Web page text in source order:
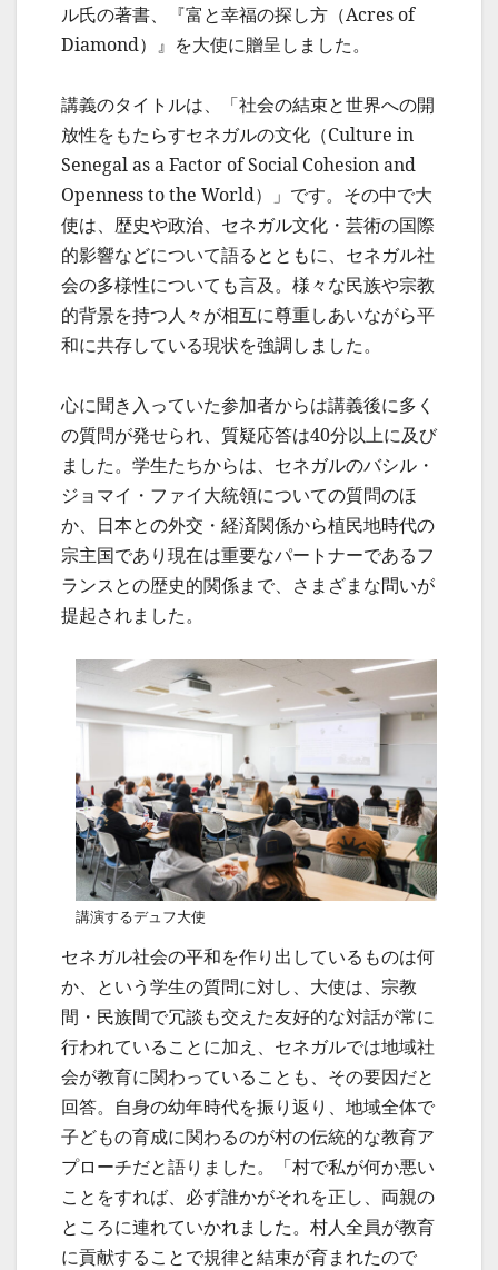
ル氏の著書、『富と幸福の探し方（Acres of
Diamond）』を大使に贈呈しました。
講義のタイトルは、「社会の結束と世界への開
放性をもたらすセネガルの文化（Culture in
Senegal as a Factor of Social Cohesion and
Openness to the World）」です。その中で大
使は、歴史や政治、セネガル文化・芸術の国際
的影響などについて語るとともに、セネガル社
会の多様性についても言及。様々な民族や宗教
的背景を持つ人々が相互に尊重しあいながら平
和に共存している現状を強調しました。
心に聞き入っていた参加者からは講義後に多く
の質問が発せられ、質疑応答は40分以上に及び
ました。学生たちからは、セネガルのバシル・
ジョマイ・ファイ大統領についての質問のほ
か、日本との外交・経済関係から植民地時代の
宗主国であり現在は重要なパートナーであるフ
ランスとの歴史的関係まで、さまざまな問いが
提起されました。
講演するデュフ大使
セネガル社会の平和を作り出しているものは何
か、という学生の質問に対し、大使は、宗教
間・民族間で冗談も交えた友好的な対話が常に
行われていることに加え、セネガルでは地域社
会が教育に関わっていることも、その要因だと
回答。自身の幼年時代を振り返り、地域全体で
子どもの育成に関わるのが村の伝統的な教育ア
プローチだと語りました。「村で私が何か悪い
ことをすれば、必ず誰かがそれを正し、両親の
ところに連れていかれました。村人全員が教育
に貢献することで規律と結束が育まれたので